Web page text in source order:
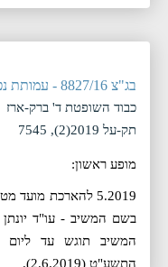
בג"צ 8827/16 - עמותת נפש החיים נ' המנהל האזרחי באיו"ש
כבוד השופטת ד' ברק-ארז
תק-על 2019(2), 7545
מופע ראשון:
5.2019 להארכת מועד מטעם המשיב בשם העותרת - עו"ד
בשם המשיב - עו"ד
התשע"ט (‏2.6.2019).